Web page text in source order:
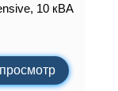
10 кВА